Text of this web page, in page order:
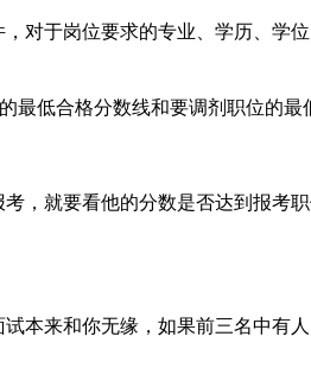
于岗位要求的专业、学历、学
合格分数线和要调剂职位的最
就要看他的分数是否达到报考
来和你无缘，如果前三名中有